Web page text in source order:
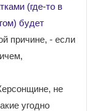
(где-то в
будет
причине, - если
не
угодно